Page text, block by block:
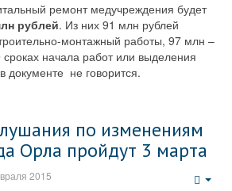
ремонт медучреждения будет
рублей. Из них 91 млн рублей
монтажный работы, 97 млн –
начала работ или выделения
документе не говорится.
по изменениям
Орла пройдут 3 марта
2015